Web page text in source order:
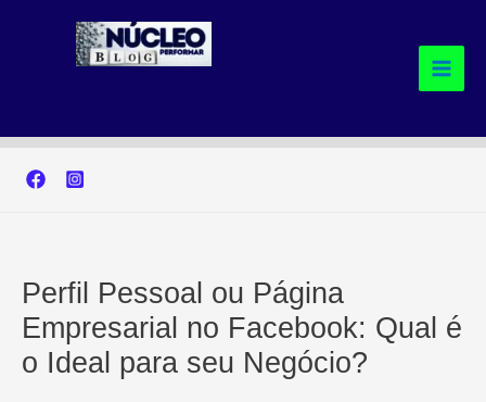
Perfil Pessoal ou Página
Empresarial no Facebook: Qual é
o Ideal para seu Negócio?